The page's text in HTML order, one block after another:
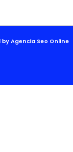
Agencia Seo Online